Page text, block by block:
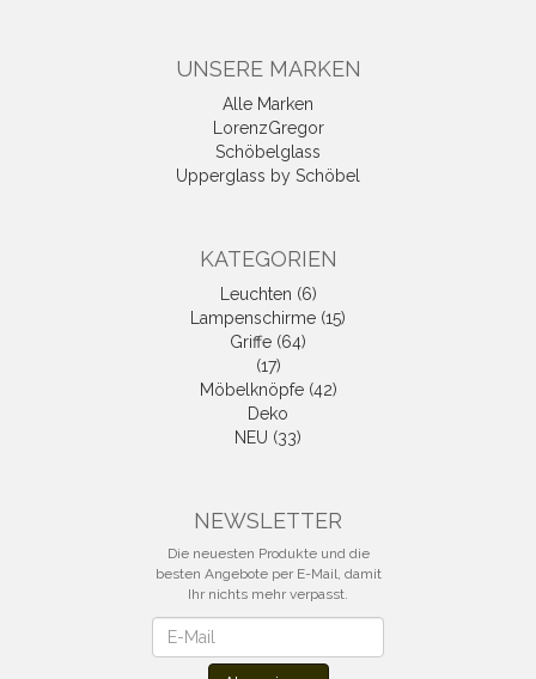
UNSERE MARKEN
Alle Marken
LorenzGregor
Schöbelglass
Upperglass by Schöbel
KATEGORIEN
Leuchten (6)
Lampenschirme (15)
Griffe (64)
(17)
Möbelknöpfe (42)
Deko
NEU (33)
NEWSLETTER
Die neuesten Produkte und die
besten Angebote per E-Mail, damit
Ihr nichts mehr verpasst.